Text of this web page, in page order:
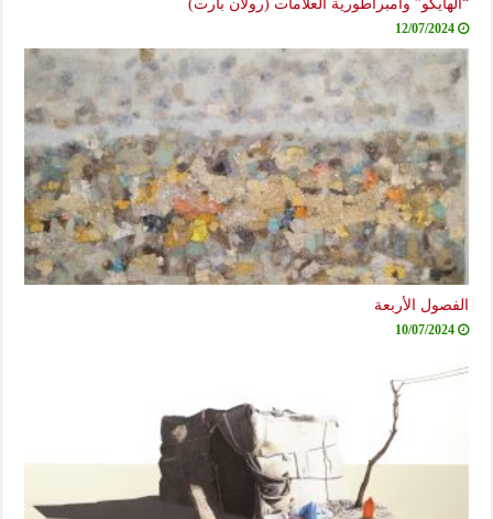
“الهايكو” وامبراطورية العلامات (رولان بارت)
12/07/2024
الفصول الأربعة
10/07/2024